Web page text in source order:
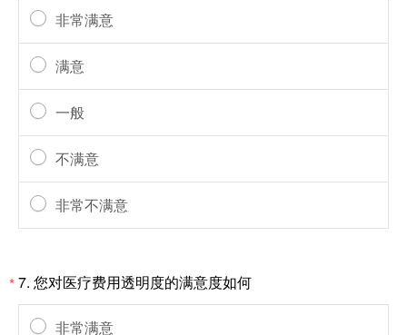
非常满意
满意
一般
不满意
非常不满意
*7. 您对医疗费用透明度的满意度如何
非常满意